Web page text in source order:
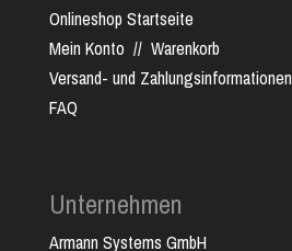
Onlineshop Startseite
Mein Konto // Warenkorb
Versand- und Zahlungsinformationen
FAQ
Unternehmen
Armann Systems GmbH